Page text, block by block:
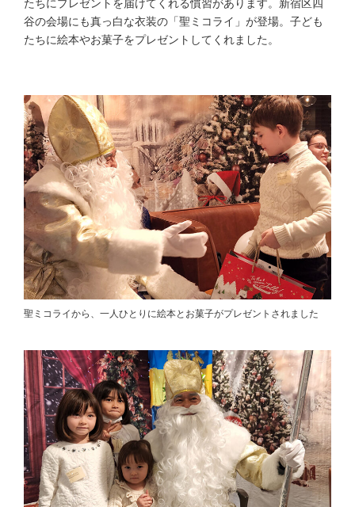
たちにプレゼントを届けてくれる慣習があります。新宿区四
谷の会場にも真っ白な衣装の「聖ミコライ」が登場。子ども
たちに絵本やお菓子をプレゼントしてくれました。
聖ミコライから、一人ひとりに絵本とお菓子がプレゼントされました